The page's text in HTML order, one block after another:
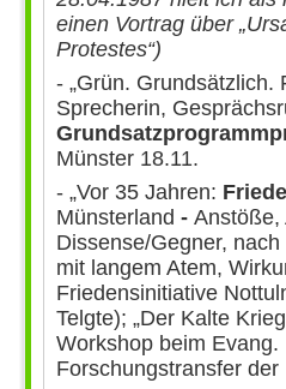
einen Vortrag über
Protestes“)
- „Grün. Grundsätzlich.
Sprecherin,
Münster 18.11.
- „Vor 35 Jahren:
Münsterland - Anstöße,
Dissense/Gegner,
mit langem Atem,
Friedensinitiative
Telgte); „Der Kalte
Workshop beim
Forschungstransfer